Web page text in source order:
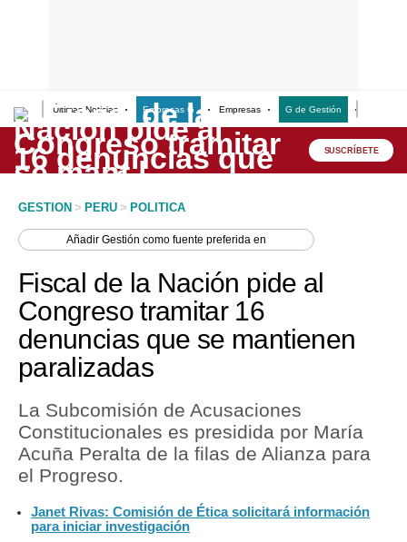
Últimas Noticias Empresas G Empresas G de Gestión
Lo último
Peru Quiosco
Economía
Mercados
Perú
Política
Tu Dinero
Finanzas Personales
Inmobiliarias
SUSCRÍBETE
GESTION > PERU > POLITICA
AñadirGestión como fuente preferida en
Fiscal de la Nación pide al
Congreso tramitar 16
denuncias que se mantienen
paralizadas
La Subcomisión de Acusaciones
Constitucionales es presidida por María
Acuña Peralta de la filas de Alianza para
el Progreso.
Janet Rivas: Comisión de Ética solicitará información
para iniciar investigación